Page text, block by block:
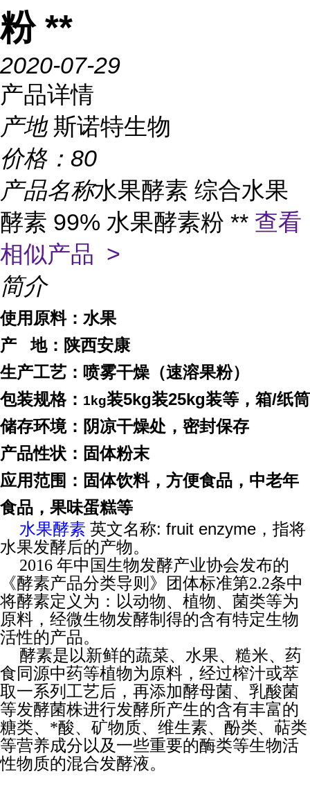
粉 **
2020-07-29
产品详情
产地 斯诺特生物
价格： 80
产品名称水果酵素 综合水果
酵素 99% 水果酵素粉 ** 查看
相似产品 >
简介
使用原料： 水果
产
地： 陕西安康
生产工艺：喷雾干燥（速溶果粉）
包装规格： 1kg装5kg装25kg装等，箱/纸筒
储存环境：阴凉干燥处，密封保存
产品性状：固体粉末
应用范围：固体饮料，方便食品，中老年
食品，果味蛋糕等
水果酵素 英文名称: fruit enzyme，指将
水果发酵后的产物。
2016 年中国生物发酵产业协会发布的
《酵素产品分类导则》团体标准第2.2条中
将酵素定义为：以动物、植物、菌类等为
原料，经微生物发酵制得的含有特定生物
活性的产品。
酵素是以新鲜的蔬菜、水果、糙米、药
食同源中药等植物为原料，经过榨汁或萃
取一系列工艺后，再添加酵母菌、乳酸菌
等发酵菌株进行发酵所产生的含有丰富的
糖类、*酸、矿物质、维生素、酚类、萜类
等营养成分以及一些重要的酶类等生物活
性物质的混合发酵液。